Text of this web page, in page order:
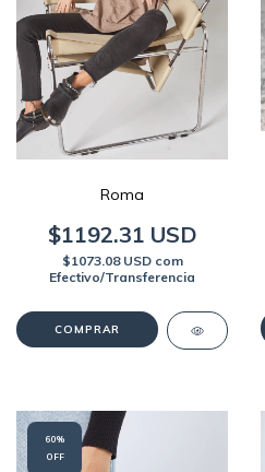
Roma
$1192.31 USD
$1073.08 USD com
Efectivo/Transferencia
COMPRAR
60%
OFF